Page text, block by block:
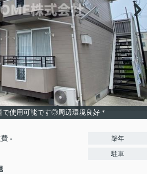
で使用可能です◎周辺環境良好＊
- 築年
駐車